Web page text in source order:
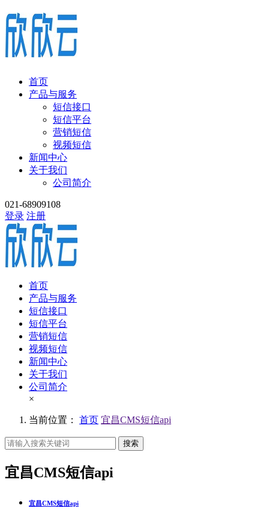
首页
产品与服务
短信接口
短信平台
营销短信
视频短信
新闻中心
关于我们
公司简介
021-68909108
登录 注册
首页
产品与服务
短信接口
短信平台
营销短信
视频短信
新闻中心
关于我们
公司简介
×
当前位置： 首页 宜昌CMS短信api
搜索
宜昌CMS短信api
宜昌CMS短信api